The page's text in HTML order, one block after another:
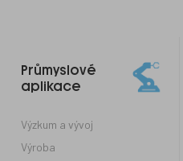
do
Průmyslové
aplikace
Výzkum a vývoj
Výroba